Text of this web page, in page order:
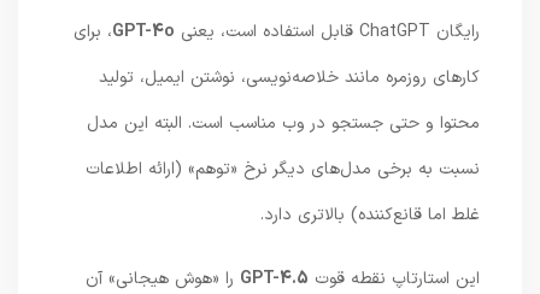
GPT-4o، برای
کارهای روزمره مانند خلاصه‌نویسی، نوشتن ایمیل، تولید
محتوا و حتی جستجو در وب مناسب است. البته این مدل
نسبت به برخی مدل‌های دیگر نرخ «توهم» (ارائه اطلاعات
غلط اما قانع‌کننده) بالاتری دارد.
این استارتاپ نقطه قوتGPT-4.5را «هوش هیجانی» آن